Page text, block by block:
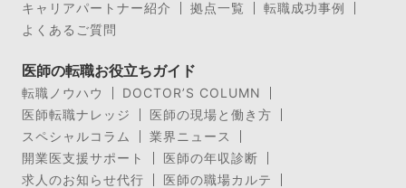
キャリアパートナー紹介
拠点一覧
転職成功事例
よくあるご質問
医師の転職お役立ちガイド
転職ノウハウ
DOCTOR’S COLUMN
医師転職ナレッジ
医師の現場と働き方
スペシャルコラム
業界ニュース
開業医支援サポート
医師の年収診断
求人のお知らせ代行
医師の職場カルテ